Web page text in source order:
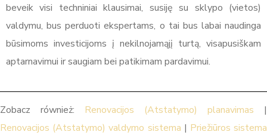
beveik visi techniniai klausimai, susiję su sklypo (vietos)
valdymu, bus perduoti ekspertams, o tai bus labai naudinga
būsimoms investicijoms į nekilnojamąjį turtą, visapusiškam
aptarnavimui ir saugiam bei patikimam pardavimui.
Zobacz również: Renovacijos (Atstatymo) planavimas |
Renovacijos (Atstatymo) valdymo sistema | Priežiūros sistema